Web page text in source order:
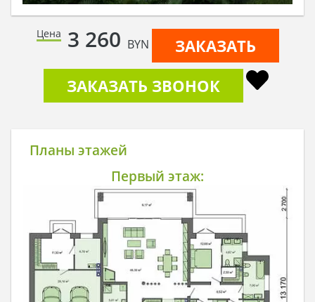
Цена 3 260 BYN
ЗАКАЗАТЬ
ЗАКАЗАТЬ ЗВОНОК
Планы этажей
Первый этаж: